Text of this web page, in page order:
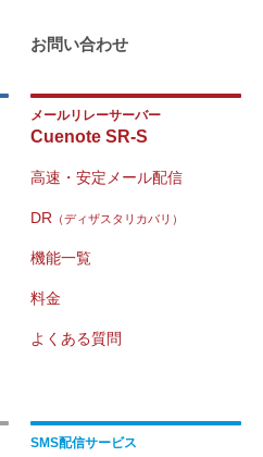
お問い合わせ
メールリレーサーバー
Cuenote SR-S
高速・安定メール配信
DR （ディザスタリカバリ）
機能一覧
料金
よくある質問
SMS配信サービス